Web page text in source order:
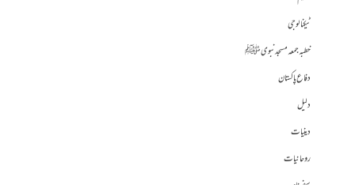
ٹیکنالوجی
خطبہ جمعہ مسجد نبوی ﷺ
دفاع پاکستان
دلیل
دینیات
روحانیات